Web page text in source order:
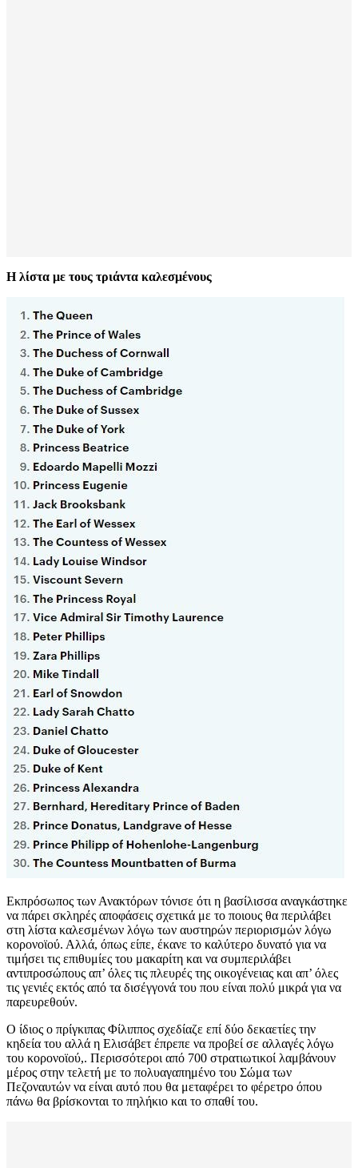
Η λίστα με τους τριάντα καλεσμένους
Εκπρόσωπος των Ανακτόρων τόνισε ότι η βασίλισσα αναγκάστηκε
να πάρει σκληρές αποφάσεις σχετικά με το ποιους θα περιλάβει
στη λίστα καλεσμένων λόγω των αυστηρών περιορισμών λόγω
κορονοϊού. Αλλά, όπως είπε, έκανε το καλύτερο δυνατό για να
τιμήσει τις επιθυμίες του μακαρίτη και να συμπεριλάβει
αντιπροσώπους απ’ όλες τις πλευρές της οικογένειας και απ’ όλες
τις γενιές εκτός από τα δισέγγονά του που είναι πολύ μικρά για να
παρευρεθούν.
Ο ίδιος ο πρίγκιπας Φίλιππος σχεδίαζε επί δύο δεκαετίες την
κηδεία του αλλά η Ελισάβετ έπρεπε να προβεί σε αλλαγές λόγω
του κορονοϊού,. Περισσότεροι από 700 στρατιωτικοί λαμβάνουν
μέρος στην τελετή με το πολυαγαπημένο του Σώμα των
Πεζοναυτών να είναι αυτό που θα μεταφέρει το φέρετρο όπου
πάνω θα βρίσκονται το πηλήκιο και το σπαθί του.